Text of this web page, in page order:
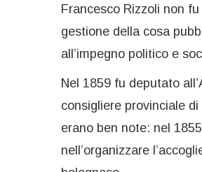
Francesco Rizzoli non
gestione della cosa
all’impegno politico e
Nel 1859 fu deputato
consigliere provinciale
erano ben note: nel
nell’organizzare